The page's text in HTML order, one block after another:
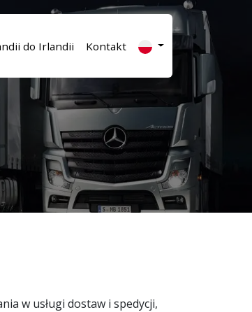
do Irlandii Kontakt
w usługi dostaw i spedycji,